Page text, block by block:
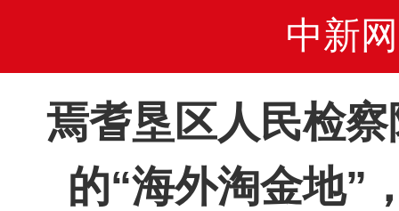
中新网
焉耆垦区人民检
的“海外淘金地”